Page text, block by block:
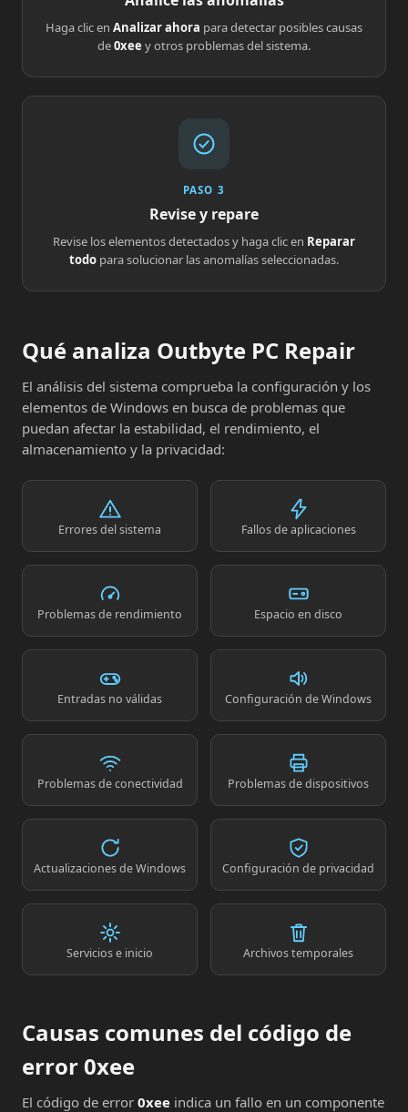
Haga clic en Analizar ahora para detectar posibles causas
de0xee y otros problemas del sistema.
PASO 3
Revise y repare
Revise los elementos detectados y haga clic en Reparar
todo para solucionar las anomalías seleccionadas.
Qué analiza Outbyte PC Repair
El análisis del sistema comprueba la configuración y los
elementos de Windows en busca de problemas que
puedan afectar la estabilidad, el rendimiento, el
almacenamiento y la privacidad:
Errores del sistema Fallos de aplicaciones
Problemas de rendimiento Espacio en disco
Entradas no válidas Configuración de Windows
Problemas de conectividad Problemas de dispositivos
Actualizaciones de Windows Configuración de privacidad
Servicios e inicio Archivos temporales
Causas comunes del código de
error 0xee
El código de error 0xee indica un fallo en un componente